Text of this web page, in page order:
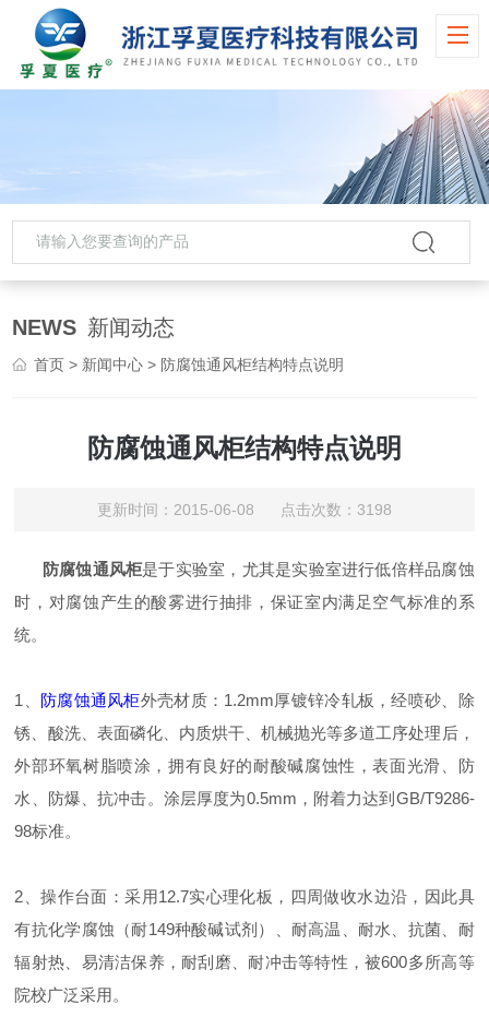
NEWS 新闻动态
首页 > 新闻中心 > 防腐蚀通风柜结构特点说明
防腐蚀通风柜结构特点说明
更新时间：2015-06-08 点击次数：3198
防腐蚀通风柜是于实验室，尤其是实验室进行低倍样品腐蚀
时，对腐蚀产生的酸雾进行抽排，保证室内满足空气标准的系
统。
1、 防腐蚀通风柜外壳材质：1.2mm厚镀锌冷轧板，经喷砂、除
锈、酸洗、表面磷化、内质烘干、机械抛光等多道工序处理后，
外部环氧树脂喷涂，拥有良好的耐酸碱腐蚀性，表面光滑、防
水、防爆、抗冲击。涂层厚度为0.5mm，附着力达到GB/T9286-
98标准。
2、操作台面：采用12.7实心理化板，四周做收水边沿，因此具
有抗化学腐蚀（耐149种酸碱试剂）、耐高温、耐水、抗菌、耐
辐射热、易清洁保养，耐刮磨、耐冲击等特性，被600多所高等
院校广泛采用。